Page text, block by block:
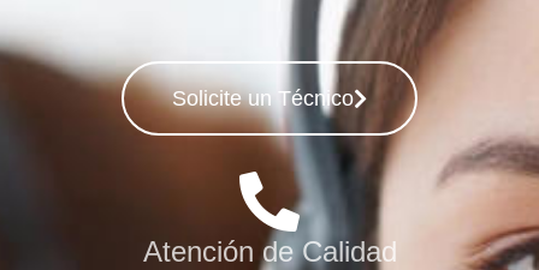
Solicite un Técnico
Atención de Calidad